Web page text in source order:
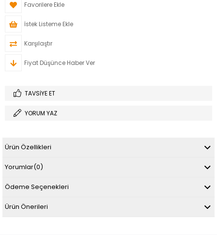
Favorilere Ekle
İstek Listeme Ekle
Karşılaştır
Fiyat Düşünce Haber Ver
TAVSIYE ET
YORUM YAZ
Ürün Özellikleri
Yorumlar(0)
Ödeme Seçenekleri
Ürün Önerileri